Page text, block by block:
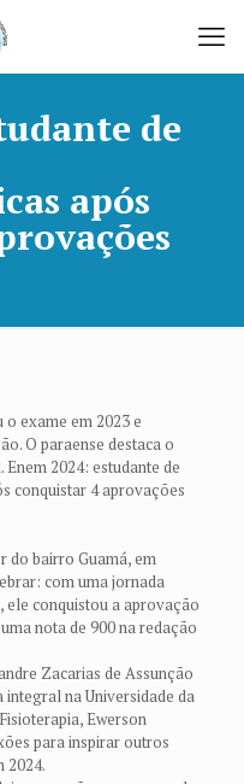
de
após
exame em 2023 e
O paraense destaca o
2024: estudante de
conquistar 4 aprovações
do bairro Guamá, em
com uma jornada
conquistou a aprovação
nota de 900 na redação
Zacarias de Assunção
na Universidade da
Ewerson
para inspirar outros
2024.